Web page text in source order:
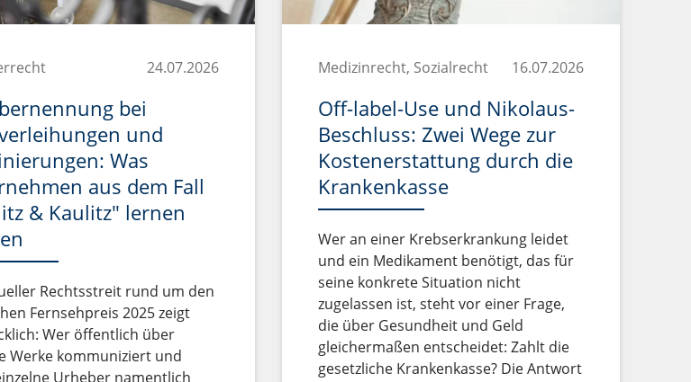
24.07.2026
bei
und
Was
aus dem Fall
& Kaulitz" lernen
Rechtsstreit rund um den
Fernsehpreis 2025 zeigt
Wer öffentlich über
Werke kommuniziert und
Urheber namentlich
Medizinrecht, Sozialrecht 16.07.2026
Off-label-Use und Nikolaus-
Beschluss: Zwei Wege zur
Kostenerstattung durch die
Krankenkasse
Wer an einer Krebserkrankung leidet
und ein Medikament benötigt, das für
seine konkrete Situation nicht
zugelassen ist, steht vor einer Frage,
die über Gesundheit und Geld
gleichermaßen entscheidet: Zahlt die
gesetzliche Krankenkasse? Die Antwort